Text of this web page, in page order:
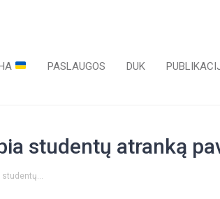
PASLAUGOS DUK
studentų atranką
studentų…